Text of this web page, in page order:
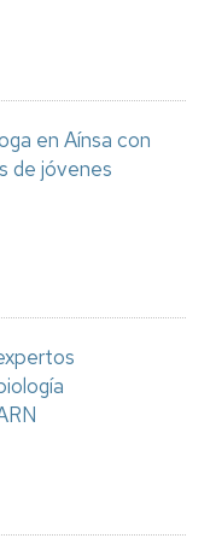
en Aínsa con
de jóvenes